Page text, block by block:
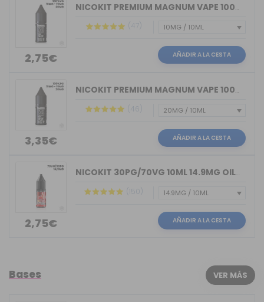
2,75€
NICOKIT PREMIUM MAGNUM VAPE 100%VG 10ML
(47)
AÑADIR A LA CESTA
3,35€
NICOKIT PREMIUM MAGNUM VAPE 100%PG 10ML
(46)
AÑADIR A LA CESTA
2,75€
NICOKIT 30PG/70VG 10ML 14.9MG OIL4VAP
(150)
AÑADIR A LA CESTA
Bases VER MÁS